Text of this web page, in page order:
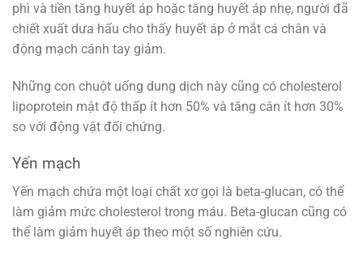
phì và tiền tăng huyết áp hoặc tăng huyết áp nhẹ, người đã
chiết xuất dưa hấu cho thấy huyết áp ở mắt cá chân và
động mạch cánh tay giảm.
Những con chuột uống dung dịch này cũng có cholesterol
lipoprotein mật độ thấp ít hơn 50% và tăng cân ít hơn 30%
so với động vật đối chứng.
Yến mạch
Yến mạch chứa một loại chất xơ gọi là beta-glucan, có thể
làm giảm mức cholesterol trong máu. Beta-glucan cũng có
thể làm giảm huyết áp theo một số nghiên cứu.